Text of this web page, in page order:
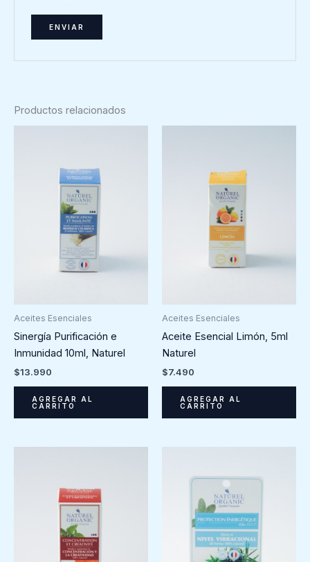
Productos relacionados
Aceites Esenciales
Sinergía Purificación e
Inmunidad 10ml, Naturel
$13.990
AGREGAR AL
CARRITO
Aceites Esenciales
Aceite Esencial Limón, 5ml
Naturel
$7.490
AGREGAR AL
CARRITO